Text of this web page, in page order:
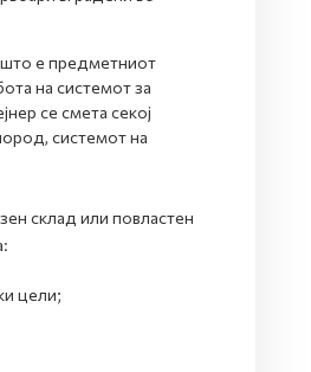
што е предметниот
на системот за
се смета секој
системот на
склад или повластен
цели;